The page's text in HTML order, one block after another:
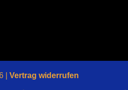
|Vertrag widerrufen